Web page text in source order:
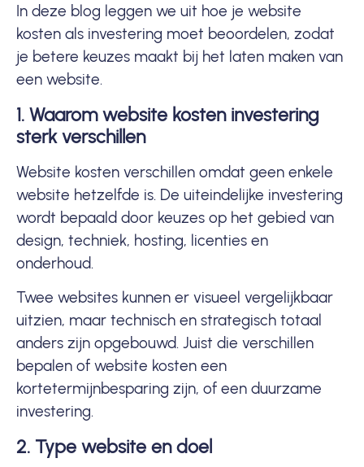
In deze blog leggen we uit hoe je website
kosten als investering moet beoordelen, zodat
je betere keuzes maakt bij het laten maken van
een website.
1. Waarom website kosten investering
sterk verschillen
Website kosten verschillen omdat geen enkele
website hetzelfde is. De uiteindelijke investering
wordt bepaald door keuzes op het gebied van
design, techniek, hosting, licenties en
onderhoud.
Twee websites kunnen er visueel vergelijkbaar
uitzien, maar technisch en strategisch totaal
anders zijn opgebouwd. Juist die verschillen
bepalen of website kosten een
kortetermijnbesparing zijn, of een duurzame
investering.
2. Type website en doel